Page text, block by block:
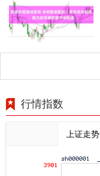
行情指数
上证走势